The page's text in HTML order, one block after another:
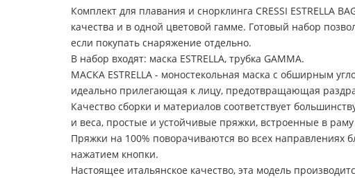
Комплект для плавания и снорклинга CRESSI ESTRELLA
качества и в одной цветовой гамме. Готовый набор
если покупать снаряжение отдельно.
В набор входят: маска ESTRELLA, трубка GAMMA.
МАСКА ESTRELLA - моностекольная маска с обширным
идеально прилегающая к лицу, предотвращающая
Качество сборки и материалов соответствует
и веса, простые и устойчивые пряжки, встроенные в
Пряжки на 100% поворачиваются во всех направлениях
нажатием кнопки.
Настоящее итальянское качество, эта модель